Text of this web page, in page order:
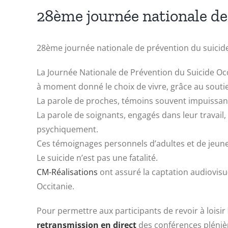
28ème journée nationale
28ème journée nationale de prévention du
La Journée Nationale de Prévention du Suicide
à moment donné le choix de vivre, grâce au
La parole de proches, témoins souvent
La parole de soignants, engagés dans leur
psychiquement.
Ces témoignages personnels d’adultes et de
Le suicide n’est pas une fatalité.
CM-Réalisations ont assuré la captation
Occitanie.
Pour permettre aux participants de revoir à
retransmission en direct des conférences